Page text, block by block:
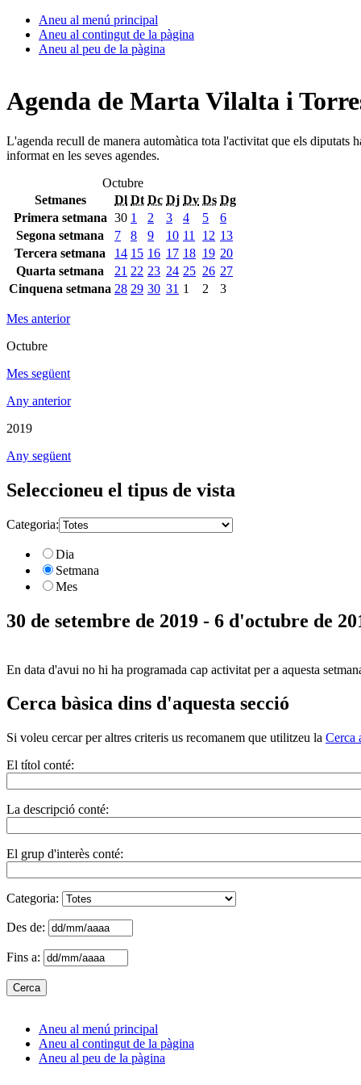
Aneu al menú principal
Aneu al contingut de la pàgina
Aneu al peu de la pàgina
Agenda de Marta Vilalta i
L'agenda recull de manera automàtica tota l'activitat que els diputats
informat en les seves agendes.
Octubre
Setmanes
Dl Dt Dc Dj Dv Ds Dg
Primera setmana 30 1 2 3 4 5
6
Segona setmana
7 8 9 10 11 12 13
Tercera setmana
14 15 16 17 18 19 20
Quarta setmana
21 22 23 24 25 26 27
Cinquena setmana 28 29 30 31 1 2 3
Mes anterior
Octubre
Mes següent
Any anterior
2019
Any següent
Seleccioneu el tipus de vista
Categoria:
Dia
Setmana
Mes
30 de setembre de 2019 - 6 d'octubre de
En data d'avui no hi ha programada cap activitat per a aquesta
Cerca bàsica dins d'aquesta secció
Si voleu cercar per altres criteris us recomanem que utilitzeu la Cerca
El títol conté:
La descripció conté:
El grup d'interès conté:
Categoria:
Des de:
Fins a:
Aneu al menú principal
Aneu al contingut de la pàgina
Aneu al peu de la pàgina